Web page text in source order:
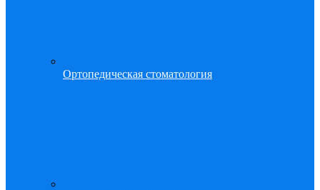
Ортопедическая стоматология